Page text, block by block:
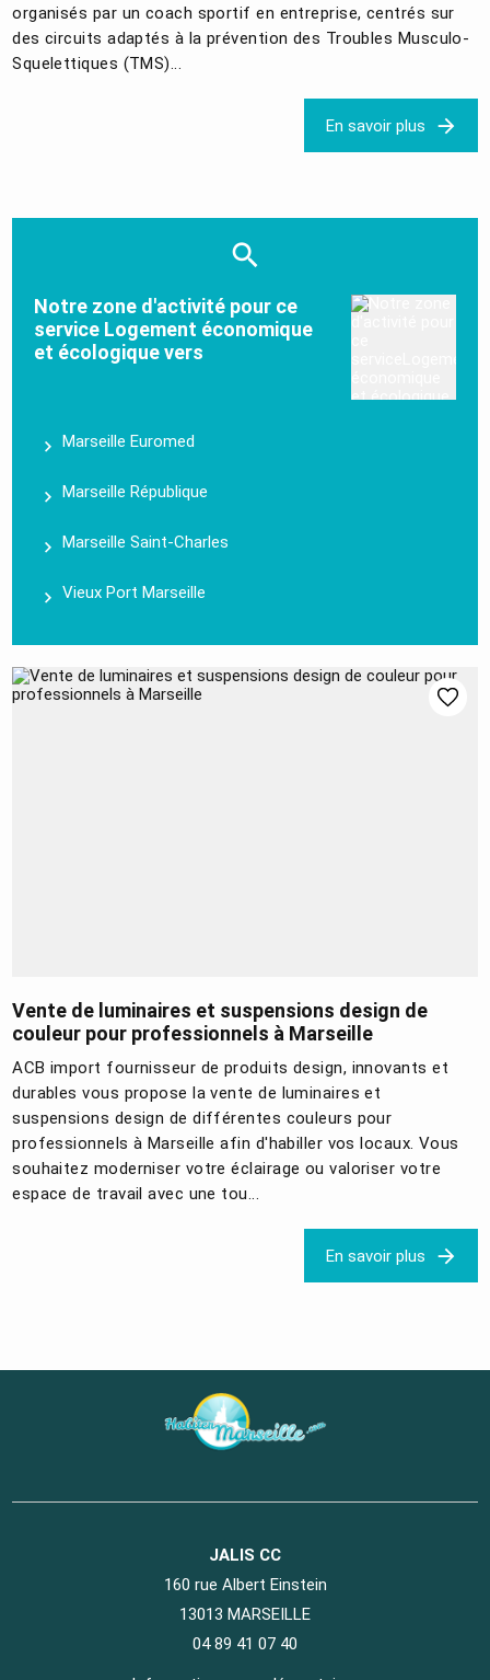
organisés par un coach sportif en entreprise, centrés sur
des circuits adaptés à la prévention des Troubles Musculo-
Squelettiques (TMS)...
En savoir plus
Notre zone d'activité pour ce
service Logement économique
et écologique vers
Marseille Euromed
Marseille République
Marseille Saint-Charles
Vieux Port Marseille
Vente de luminaires et suspensions design de
couleur pour professionnels à Marseille
ACB import fournisseur de produits design, innovants et
durables vous propose la vente de luminaires et
suspensions design de différentes couleurs pour
professionnels à Marseille afin d'habiller vos locaux. Vous
souhaitez moderniser votre éclairage ou valoriser votre
espace de travail avec une tou...
En savoir plus
JALIS CC
160 rue Albert Einstein
13013 MARSEILLE
04 89 41 07 40